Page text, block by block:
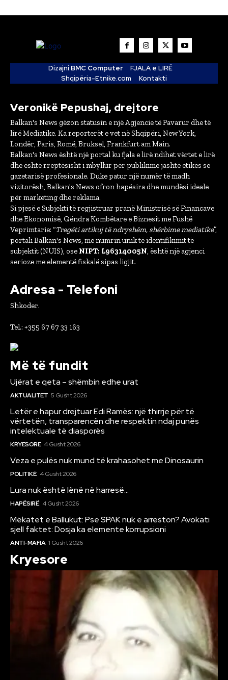
Dizajni:BMC Computer
FJALA e LIRË
Shqipëria-Etnike.com
Kontakti
Veronikë Pepushaj, drejtore
Balkan's News gëzon statusin e një Agjencie të Pavarur dhe të
lirë Mediatike. Ka reporterët e vet në Shqipëri, New York,
Londër, Paris, Romë, Bruksel, Frankfurt am Main.
Balkan's News është një portal ku fjala e lirë ndihet vërtet e lirë
dhe është rreptësisht i mbyllur për publikime jashtë etikës së
gazetarisë profesionale. Duke patur një numër të madh
vizitorësh, Balkan's News ofron hapësira dhe mundësi ideale
për marketing dhe reklama.
Si pjesë e Subjekti të regjistruar pranë Ministrisë së Financave
dhe Ekonomisë, Qëndra Kombëtare e Biznesit me Fushë
Veprimtarie: “Tregëti artikuj të ndryshëm, shërbime mediatike”,
portali Balkan's News, me numrin unik të identifikimit të
subjektit (NUIS), ose NIPT: L96314005N, është një agjenci
serioze me elementë fiskalë sipas ligjit.
Adresa - Telefoni
Shkoder.
Tel.: +355 67 67 33 163
Më të fundit
Ujërat e qeta – shëmbin edhe urat
AKTUALITET 5 Gusht 2026
Letër e hapur drejtuar Edi Ramës: një thirrje për të
vërtetën, transparencën dhe respektin ndaj punës
intelektuale të diasporës
KRYESORE 4 Gusht 2026
Veza e pulës nuk mund të krahasohet me Dinosaurin
POLITIKË 4 Gusht 2026
Lura nuk është lënë në harresë…
HAPËSIRË 4 Gusht 2026
Mëkatet e Ballukut: Pse SPAK nuk e arreston? Avokati
sjell faktet: Dosja ka elemente korrupsioni
ANTI-MAFIA 1 Gusht 2026
Kryesore